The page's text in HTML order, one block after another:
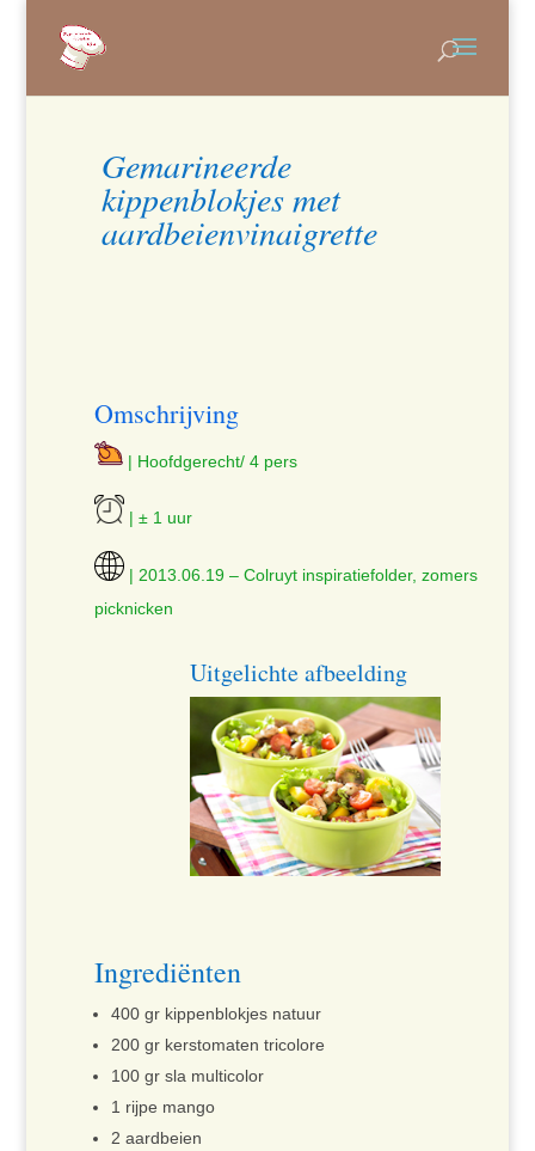
Gemarineerde
kippenblokjes met
aardbeienvinaigrette
Omschrijving
| Hoofdgerecht/ 4 pers
| ± 1 uur
| 2013.06.19 – Colruyt inspiratiefolder, zomers
picknicken
Uitgelichte afbeelding
Ingrediënten
400 gr kippenblokjes natuur
200 gr kerstomaten tricolore
100 gr sla multicolor
1 rijpe mango
2 aardbeien